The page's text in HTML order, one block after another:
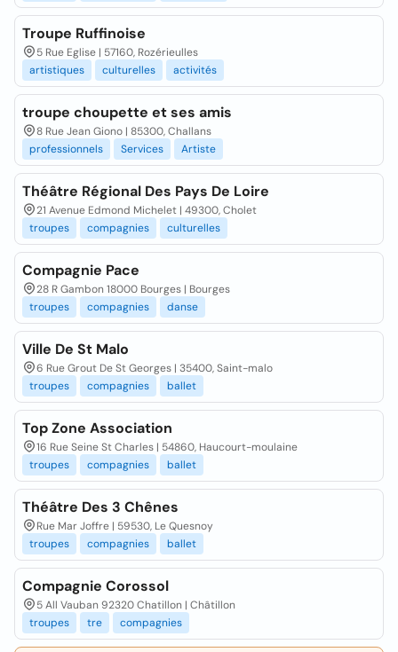
Troupe Ruffinoise
5 Rue Eglise | 57160, Rozérieulles
artistiques
culturelles activités
troupe choupette et ses amis
8 Rue Jean Giono | 85300, Challans
professionnels
Services Artiste
Théâtre Régional Des Pays De Loire
21 Avenue Edmond Michelet | 49300, Cholet
troupes
compagnies culturelles
Compagnie Pace
28 R Gambon 18000 Bourges | Bourges
troupes
compagnies danse
Ville De St Malo
6 Rue Grout De St Georges | 35400, Saint-malo
troupes
compagnies ballet
Top Zone Association
16 Rue Seine St Charles | 54860, Haucourt-moulaine
troupes
compagnies ballet
Théâtre Des 3 Chênes
Rue Mar Joffre | 59530, Le Quesnoy
troupes
compagnies ballet
Compagnie Corossol
5 All Vauban 92320 Chatillon | Châtillon
troupes
tre compagnies